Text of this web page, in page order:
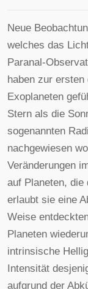
Neue
welches das
Paranal-
haben zur ersten
Exoplaneten
Stern als die
sogenannten
nachgewiesen
Veränderungen
auf Planeten,
erlaubt sie eine
Weise
Planeten
intrinsische
Intensität
aufgrund der